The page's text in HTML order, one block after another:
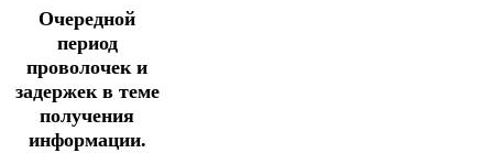
Очередной
период
проволочек и
задержек в теме
получения
информации.